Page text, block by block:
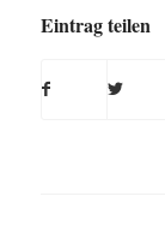
Eintrag teilen